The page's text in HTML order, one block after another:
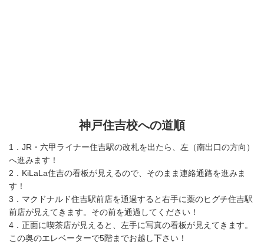
神戸住吉校への道順
1．JR・六甲ライナー住吉駅の改札を出たら、左（南出口の方向）
へ進みます！
2．KiLaLa住吉の看板が見えるので、そのまま連絡通路を進みま
す！
3．マクドナルド住吉駅前店を通過すると右手に薬のヒグチ住吉駅
前店が見えてきます。その前を通過してください！
4．正面に喫茶店が見えると、左手に写真の看板が見えてきます。
この奥のエレベーターで5階までお越し下さい！